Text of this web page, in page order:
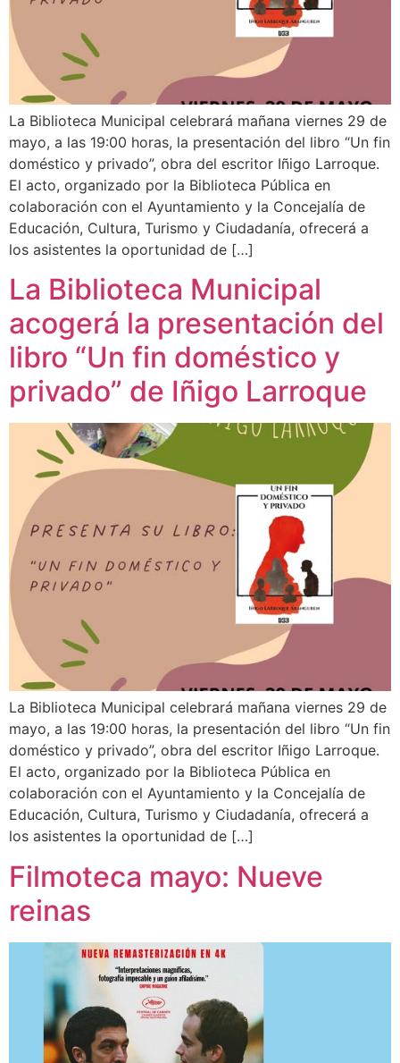
La Biblioteca Municipal celebrará mañana viernes 29 de
mayo, a las 19:00 horas, la presentación del libro “Un fin
doméstico y privado”, obra del escritor Iñigo Larroque.
El acto, organizado por la Biblioteca Pública en
colaboración con el Ayuntamiento y la Concejalía de
Educación, Cultura, Turismo y Ciudadanía, ofrecerá a
los asistentes la oportunidad de […]
La Biblioteca Municipal
acogerá la presentación del
libro “Un fin doméstico y
privado” de Iñigo Larroque
La Biblioteca Municipal celebrará mañana viernes 29 de
mayo, a las 19:00 horas, la presentación del libro “Un fin
doméstico y privado”, obra del escritor Iñigo Larroque.
El acto, organizado por la Biblioteca Pública en
colaboración con el Ayuntamiento y la Concejalía de
Educación, Cultura, Turismo y Ciudadanía, ofrecerá a
los asistentes la oportunidad de […]
Filmoteca mayo: Nueve
reinas